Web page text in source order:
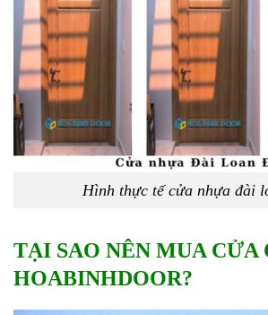
Hình thực tế cửa nhựa đài
TẠI SAO NÊN MUA CỬA
HOABINHDOOR?